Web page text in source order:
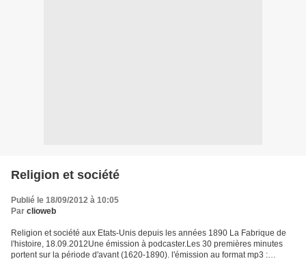
Religion et société
Publié le 18/09/2012 à 10:05
Par clioweb
Religion et société aux Etats-Unis depuis les années 1890 La Fabrique de
l'histoire, 18.09.2012Une émission à podcaster.Les 30 premières minutes
portent sur la période d'avant (1620-1890). l'émission au format mp3 :